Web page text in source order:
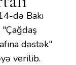
də Bakı
dəstək"
verilib.